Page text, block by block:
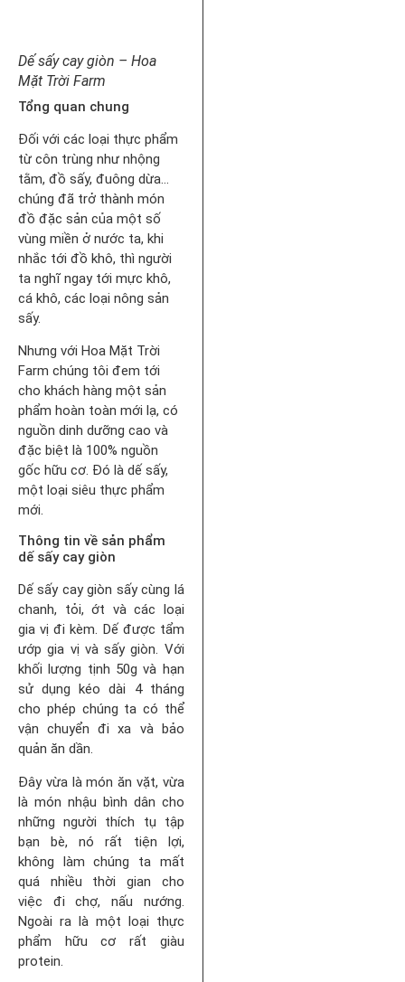
Dế sấy cay giòn – Hoa
Mặt Trời Farm
Tổng quan chung
Đối với các loại thực phẩm
từ côn trùng như nhộng
tằm, đồ sấy, đuông dừa…
chúng đã trở thành món
đồ đặc sản của một số
vùng miền ở nước ta, khi
nhắc tới đồ khô, thì người
ta nghĩ ngay tới mực khô,
cá khô, các loại nông sản
sấy.
Nhưng với Hoa Mặt Trời
Farm chúng tôi đem tới
cho khách hàng một sản
phẩm hoàn toàn mới lạ, có
nguồn dinh dưỡng cao và
đặc biệt là 100% nguồn
gốc hữu cơ. Đó là dế sấy,
một loại siêu thực phẩm
mới.
Thông tin về sản phẩm
dế sấy cay giòn
Dế sấy cay giòn sấy cùng lá
chanh, tỏi, ớt và các loại
gia vị đi kèm. Dế được tẩm
ướp gia vị và sấy giòn. Với
khối lượng tịnh 50g và hạn
sử dụng kéo dài 4 tháng
cho phép chúng ta có thể
vận chuyển đi xa và bảo
quản ăn dần.
Đây vừa là món ăn vặt, vừa
là món nhậu bình dân cho
những người thích tụ tập
bạn bè, nó rất tiện lợi,
không làm chúng ta mất
quá nhiều thời gian cho
việc đi chợ, nấu nướng.
Ngoài ra là một loại thực
phẩm hữu cơ rất giàu
protein.